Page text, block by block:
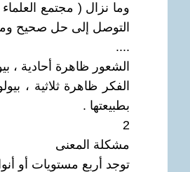
وما نزال ( مجتمع
التوصل إلى حل صحيح
....
الشعور ظاهرة أحادية ،
الفكر ظاهرة ثلاثية ،
بطبيعتها .
2
مشكلة المعنى
توجد أربع مستويات أو